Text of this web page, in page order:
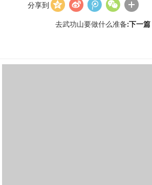
分享到
去武功山要做什么准备:下一篇